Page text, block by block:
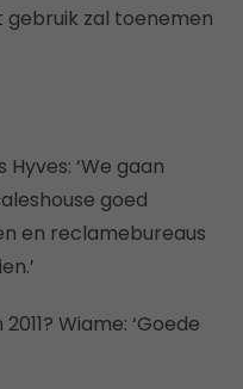
gebruik zal toenemen
‘We gaan
goed
en reclamebureaus
Wiame: ‘Goede